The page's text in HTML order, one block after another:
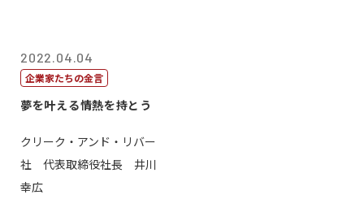
2022.04.04
企業家たちの金言
夢を叶える情熱を持とう
クリーク・アンド・リバー
社 代表取締役社長 井川
幸広